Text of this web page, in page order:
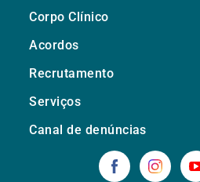
Corpo Clínico
Acordos
Recrutamento
Serviços
Canal de denúncias